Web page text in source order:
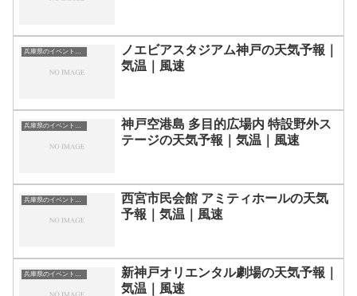
兵庫県のイベント会場一覧
ノエビアスタジアム神戸の天気予報｜
気温｜風速
兵庫県のイベント会場一覧
神戸空港島 多目的広場内 特設野外ス
テージの天気予報｜気温｜風速
兵庫県のイベント会場一覧
西宮市民会館 アミティホールの天気
予報｜気温｜風速
新神戸オリエンタル劇場の天気予報｜
気温｜風速